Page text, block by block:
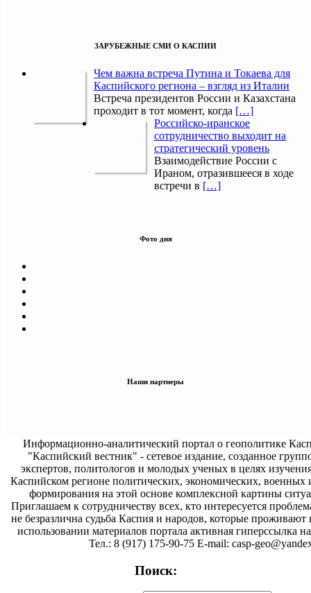
ЗАРУБЕЖНЫЕ СМИ О КАСПИИ
Чем важна встреча Путина и Токаева для
Каспийского региона – взгляд из Италии
Встреча президентов России и Казахстана
проходит в тот момент, когда […]
Российско-иранское
сотрудничество выходит на
стратегический уровень
Взаимодействие России с
Ираном, отразившееся в ходе
встречи в […]
Фото дня
Наши партнеры
Информационно-аналитический портал о геополитике
"Каспийский вестник" - сетевое издание, созданное
экспертов, политологов и молодых ученых в целях
Каспийском регионе политических, экономических, военных
формирования на этой основе комплексной картины
Приглашаем к сотрудничеству всех, кто интересуется
не безразлична судьба Каспия и народов, которые проживают
использовании материалов портала активная гиперссылка на
Тел.: 8 (917) 175-90-75 E-mail: casp-
Поиск: